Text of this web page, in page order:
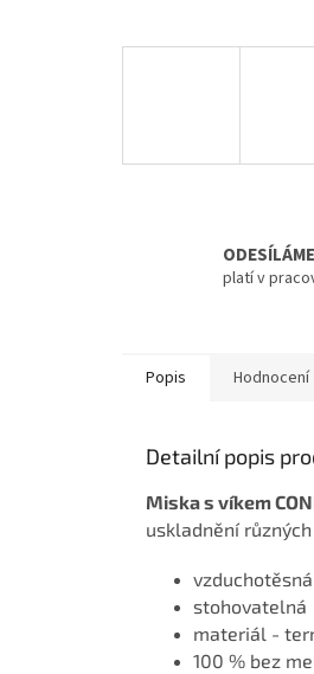
platí v
Popis Hodnocení
Detailní popis
Miska s víkem
uskladnění
vzduchotěsná
stohovatelná
materiál -
100 % bez